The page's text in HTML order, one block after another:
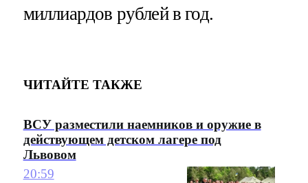
миллиардов рублей в год.
ЧИТАЙТЕ ТАКЖЕ
ВСУ разместили наемников и оружие в
действующем детском лагере под
Львовом
20:59